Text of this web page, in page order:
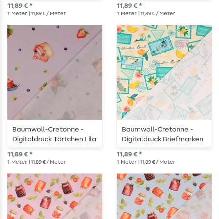
11,89 € *
1 Meter | 11,89 € / Meter
11,89 € *
1 Meter | 11,89 € / Meter
Baumwoll-Cretonne -
Digitaldruck Törtchen Lila
11,89 € *
1 Meter | 11,89 € / Meter
Baumwoll-Cretonne -
Digitaldruck Briefmarken
Urlaub Sand
11,89 € *
1 Meter | 11,89 € / Meter